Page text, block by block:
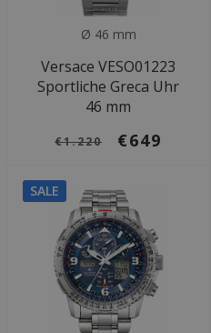
Ø 46 mm
Versace VESO01223
Sportliche Greca Uhr
46 mm
€1.220 €649
SALE